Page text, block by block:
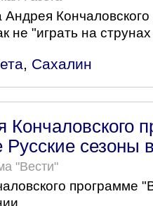
не "играть на
, Сахалин
Русские сезоны
"Вести"
программе